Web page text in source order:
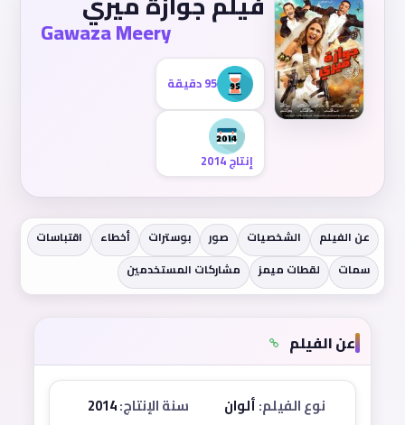
Gawaza Meery
95 دقيقة
إنتاج 2014
عن الفيلم الشخصيات صور بوسترات أخطاء
اقتباسات
سمات
لقطات ميمز مشاركات المستخدمين
عن الفيلم
نوع الفيلم:ألوان سنة الإنتاج: